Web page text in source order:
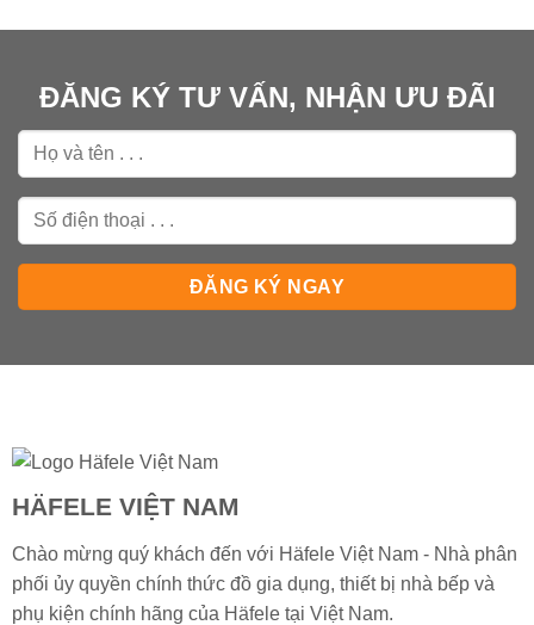
ĐĂNG KÝ TƯ VẤN, NHẬN ƯU ĐÃI
HÄFELE VIỆT NAM
Chào mừng quý khách đến với Häfele Việt Nam - Nhà phân
phối ủy quyền chính thức đồ gia dụng, thiết bị nhà bếp và
phụ kiện chính hãng của Häfeletại Việt Nam.